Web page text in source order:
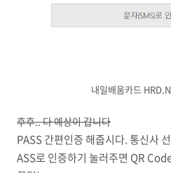
내일배움카드
후후.. 다 예상이 갑니다
PASS 간편인증 해줍시다. 통신사
ASS로 인증하기 눌러주면 QR